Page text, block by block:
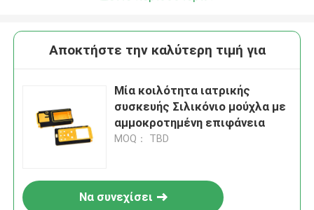
Αποκτήστε την καλύτερη τιμή για
Μία κοιλότητα ιατρικής
συσκευής Σιλικόνιο μούχλα με
αμμοκροτημένη επιφάνεια
MOQ： TBD
Να συνεχίσει